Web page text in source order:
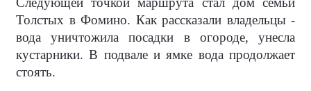
Толстых в Фомино. Как рассказали владельцы -
вода уничтожила посадки в огороде, унесла
кустарники. В подвале и ямке вода продолжает
стоять.